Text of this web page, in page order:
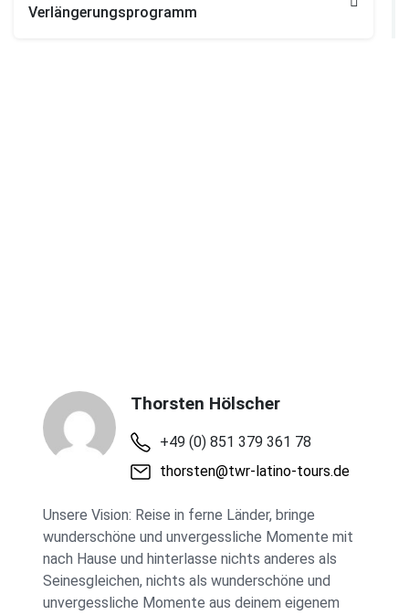
Verlängerungsprogramm
Thorsten Hölscher
+49 (0) 851 379 361 78
thorsten@twr-latino-tours.de
Unsere Vision: Reise in ferne Länder, bringe
wunderschöne und unvergessliche Momente mit
nach Hause und hinterlasse nichts anderes als
Seinesgleichen, nichts als wunderschöne und
unvergessliche Momente aus deinem eigenem